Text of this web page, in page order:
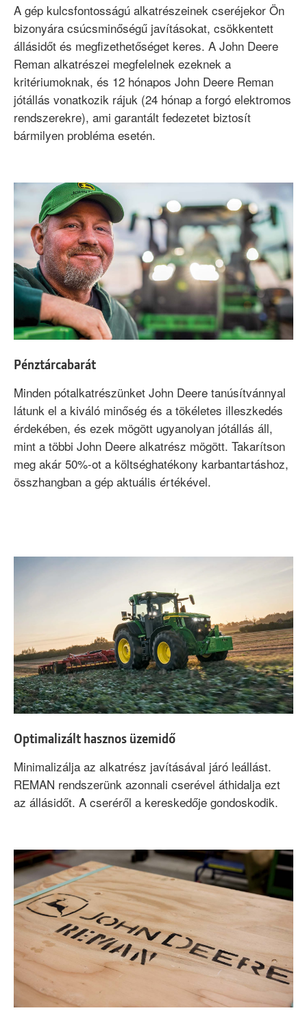
A gép kulcsfontosságú alkatrészeinek cseréjekor Ön
bizonyára csúcsminőségű javításokat, csökkentett
állásidőt és megfizethetőséget keres. A John Deere
Reman alkatrészei megfelelnek ezeknek a
kritériumoknak, és 12 hónapos John Deere Reman
jótállás vonatkozik rájuk (24 hónap a forgó elektromos
rendszerekre), ami garantált fedezetet biztosít
bármilyen probléma esetén.
Pénztárcabarát
Minden pótalkatrészünket John Deere tanúsítvánnyal
látunk el a kiváló minőség és a tökéletes illeszkedés
érdekében, és ezek mögött ugyanolyan jótállás áll,
mint a többi John Deere alkatrész mögött. Takarítson
meg akár 50%-ot a költséghatékony karbantartáshoz,
összhangban a gép aktuális értékével.
Optimalizált hasznos üzemidő
Minimalizálja az alkatrész javításával járó leállást.
REMAN rendszerünk azonnali cserével áthidalja ezt
az állásidőt. A cseréről a kereskedője gondoskodik.